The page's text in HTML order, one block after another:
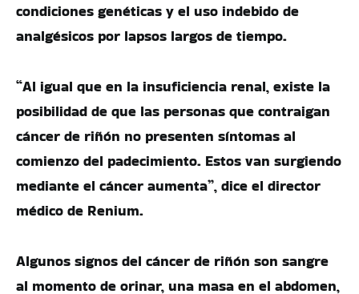
condiciones genéticas y el uso indebido de
analgésicos por lapsos largos de tiempo.
“Al igual que en la insuficiencia renal, existe la
posibilidad de que las personas que contraigan
cáncer de riñón no presenten síntomas al
comienzo del padecimiento. Estos van surgiendo
mediante el cáncer aumenta”, dice el director
médico de Renium.
Algunos signos del cáncer de riñón son sangre
al momento de orinar, una masa en el abdomen,